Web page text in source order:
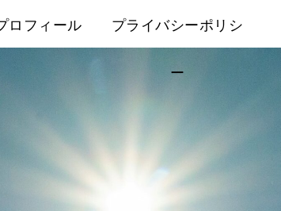
ロフィール プライバシーポリシ
ー